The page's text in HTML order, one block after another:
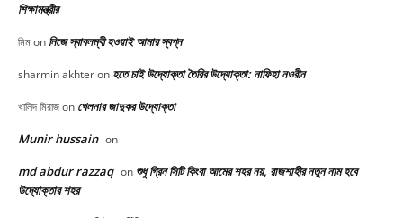
শিক্ষামন্ত্রীর
মিমon নিজে স্বাবলম্বী হওয়াই আমার স্বপ্ন
sharmin akhteron হতে চাই উদ্যোক্তা তৈরির উদ্যোক্তা: নাফিহা নওরীন
খালিদ মিরাজon খেলনার জাদুকর উদ্যোক্তা
Munir hussain on
md abdur razzaq on শুধু গ্রিন সিটি কিংবা আমের শহর নয়, রাজশাহীর নতুন নাম হবে
উদ্যোক্তার শহর